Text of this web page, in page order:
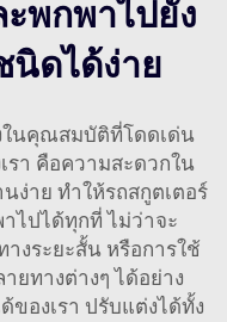
พกพาไปยัง
นิดได้ง่าย
ในคุณสมบัติที่โดดเด่น
รา คือความสะดวกใน
ง่าย ทำให้รถสกูตเตอร์
ไปได้ทุกที่ ไม่ว่าจะ
างระยะสั้น หรือการใช้
ยทางต่างๆ ได้อย่าง
ของเรา ปรับแต่งได้ทั้ง